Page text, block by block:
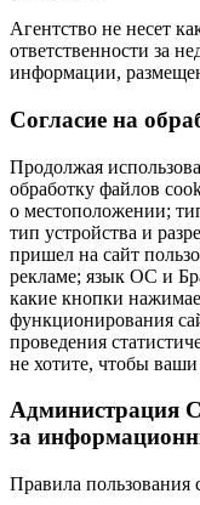
Агентство не несет
ответственности за
информации,
Cогласие на
Продолжая
обработку файлов
о местоположении;
тип устройства и
пришел на сайт
рекламе; язык ОС и
какие кнопки
функционирования
проведения
не хотите, чтобы
Администрация
за
Правила пользования